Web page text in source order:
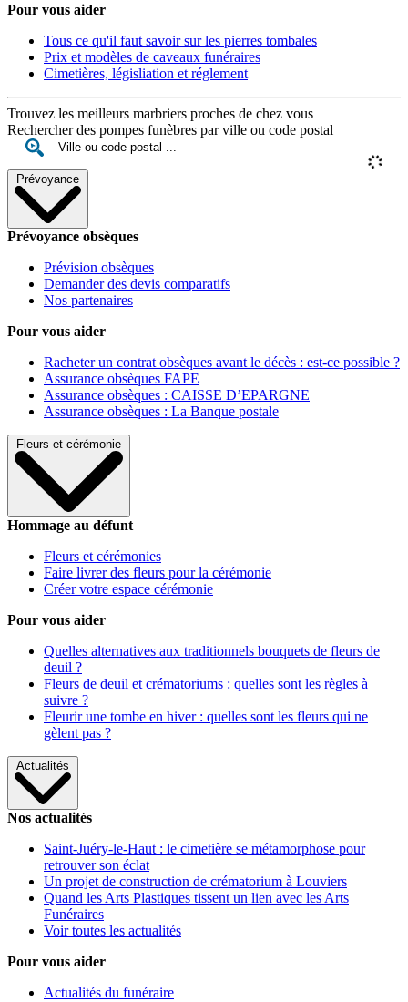
Pour vous aider
Tous ce qu'il faut savoir sur les pierres tombales
Prix et modèles de caveaux funéraires
Cimetières, législiation et réglement
Trouvez les meilleurs marbriers proches de chez vous
Rechercher des pompes funèbres par ville ou code postal
Prévoyance
Prévoyance obsèques
Prévision obsèques
Demander des devis comparatifs
Nos partenaires
Pour vous aider
Racheter un contrat obsèques avant le décès : est-ce possible ?
Assurance obsèques FAPE
Assurance obsèques : CAISSE D’EPARGNE
Assurance obsèques : La Banque postale
Fleurs et cérémonie
Hommage au défunt
Fleurs et cérémonies
Faire livrer des fleurs pour la cérémonie
Créer votre espace cérémonie
Pour vous aider
Quelles alternatives aux traditionnels bouquets de fleurs de
deuil ?
Fleurs de deuil et crématoriums : quelles sont les règles à
suivre ?
Fleurir une tombe en hiver : quelles sont les fleurs qui ne
gèlent pas ?
Actualités
Nos actualités
Saint-Juéry-le-Haut : le cimetière se métamorphose pour
retrouver son éclat
Un projet de construction de crématorium à Louviers
Quand les Arts Plastiques tissent un lien avec les Arts
Funéraires
Voir toutes les actualités
Pour vous aider
Actualités du funéraire